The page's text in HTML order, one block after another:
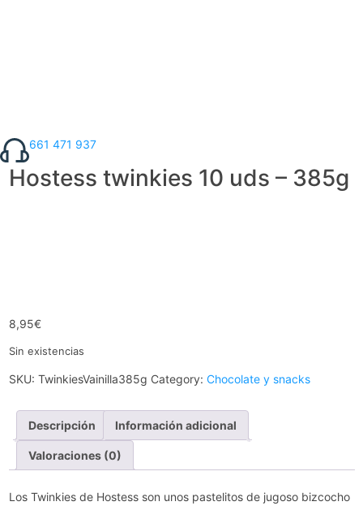
661 471 937
Hostess twinkies 10 uds – 385g
8,95€
Sin existencias
SKU: TwinkiesVainilla385g Category: Chocolate y snacks
Descripción Información adicional
Valoraciones (0)
Los Twinkies de Hostess son unos pastelitos de jugoso bizcocho